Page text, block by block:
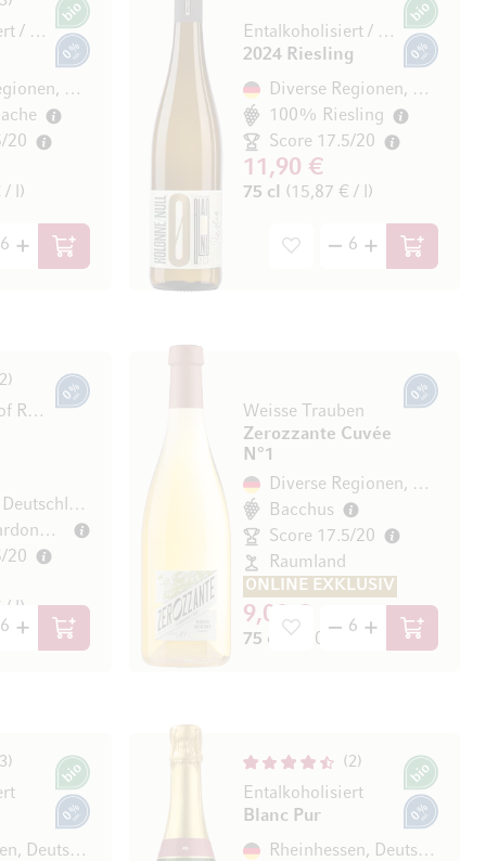
Entalkoholisiert / désalcoolisé
Bio
0% vol.
Diverse Regionen, Deutschland
20
/ l)
In den Warenkorb
Entalkoholisiert / désalcoolisé
2024 Riesling
Bio
0% vol.
Diverse Regionen, Deutschland
100% Riesling
Score 17.5/20
11,90 €
75 cl (15,87 € / l)
In den
2
The Duchess of Rooibos
0% vol.
Rheingau, Deutschland
100% Chardonnay
20
/ l)
In den Warenkorb
Weisse Trauben
Zerozzante Cuvée
N°1
0% vol.
Diverse Regionen, Deutschland
Bacchus
Score 17.5/20
Raumland
ONLINE EXKLUSIV
9,00 €
75 cl (12,00 € / l) In den
3
Bio
0% vol.
Rheinhessen, Deutschland
2
Entalkoholisiert
Blanc Pur
Bio
0% vol.
Rheinhessen, Deutschland